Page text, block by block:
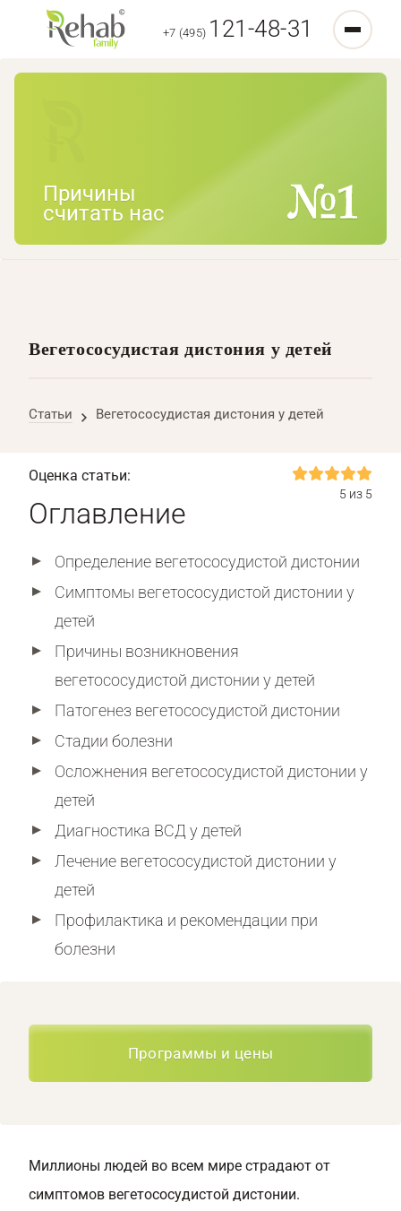
+7 (495) 121-48-31
Причины
считать нас
Вегетососудистая дистония у детей
Статьи Вегетососудистая дистония у детей
Оценка статьи:
5 из 5
Оглавление
Определение вегетососудистой дистонии
Симптомы вегетососудистой дистонии у
детей
Причины возникновения
вегетососудистой дистонии у детей
Патогенез вегетососудистой дистонии
Стадии болезни
Осложнения вегетососудистой дистонии у
детей
Диагностика ВСД у детей
Лечение вегетососудистой дистонии у
детей
Профилактика и рекомендации при
болезни
Программы и цены
Миллионы людей во всем мире страдают от
симптомов вегетососудистой дистонии.